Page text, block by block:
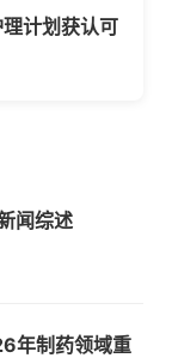
计划获认可
闻综述
年制药领域重